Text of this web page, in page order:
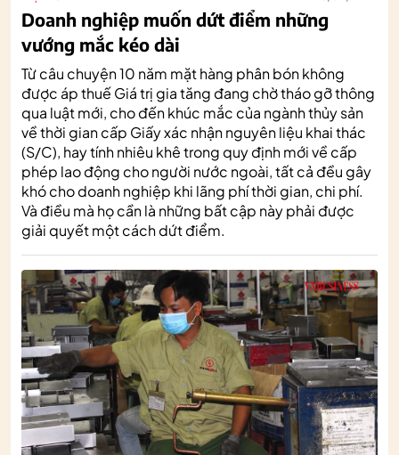
Doanh nghiệp muốn dứt điểm những
vướng mắc kéo dài
Từ câu chuyện 10 năm mặt hàng phân bón không
được áp thuế Giá trị gia tăng đang chờ tháo gỡ thông
qua luật mới, cho đến khúc mắc của ngành thủy sản
về thời gian cấp Giấy xác nhận nguyên liệu khai thác
(S/C), hay tính nhiêu khê trong quy định mới về cấp
phép lao động cho người nước ngoài, tất cả đều gây
khó cho doanh nghiệp khi lãng phí thời gian, chi phí.
Và điều mà họ cần là những bất cập này phải được
giải quyết một cách dứt điểm.